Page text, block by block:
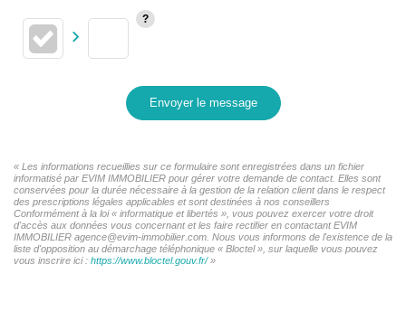
Envoyer le message
« Les informations recueillies sur ce formulaire sont enregistrées dans un fichier
informatisé par EVIM IMMOBILIER pour gérer votre demande de contact. Elles sont
conservées pour la durée nécessaire à la gestion de la relation client dans le respect
des prescriptions légales applicables et sont destinées à nos conseillers
Conformément à la loi « informatique et libertés », vous pouvez exercer votre droit
d'accès aux données vous concernant et les faire rectifier en contactant EVIM
IMMOBILIER agence@evim-immobilier.com. Nous vous informons de l'existence de la
liste d'opposition au démarchage téléphonique « Bloctel », sur laquelle vous pouvez
vous inscrire ici : https://www.bloctel.gouv.fr/»